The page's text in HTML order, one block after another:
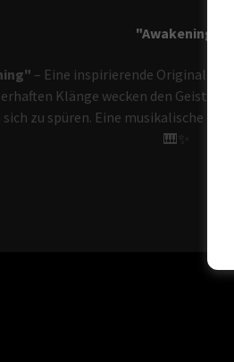
"Awakening"
– Eine inspirierende
Klänge wecken den Geist
sich zu spüren. Eine musikalische
🎹✨